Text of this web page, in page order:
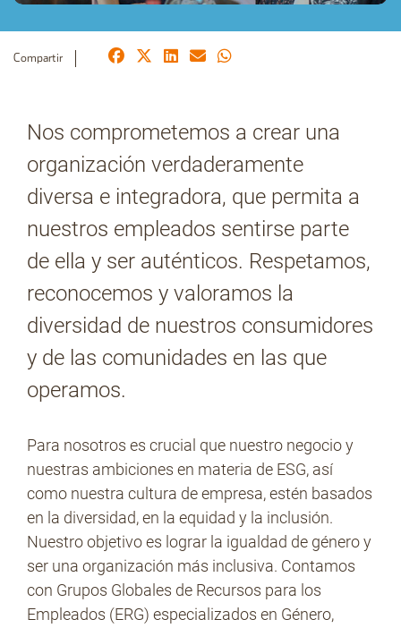
No Contrabando
Prensa
Compartir
Nos comprometemos a crear una
organización verdaderamente
diversa e integradora, que permita a
nuestros empleados sentirse parte
de ella y ser auténticos. Respetamos,
reconocemos y valoramos la
diversidad de nuestros consumidores
y de las comunidades en las que
operamos.
Para nosotros es crucial que nuestro negocio y
nuestras ambiciones en materia de ESG, así
como nuestra cultura de empresa, estén basados
en la diversidad, en la equidad y la inclusión.
Nuestro objetivo es lograr la igualdad de género y
ser una organización más inclusiva. Contamos
con Grupos Globales de Recursos para los
Empleados (ERG) especializados en Género,